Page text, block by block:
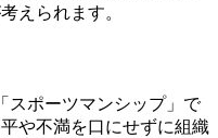
えられます。
スポーツマンシップ」で
や不満を口にせずに組織